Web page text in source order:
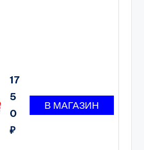
17
5
0
₽